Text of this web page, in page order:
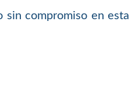
sin compromiso en esta